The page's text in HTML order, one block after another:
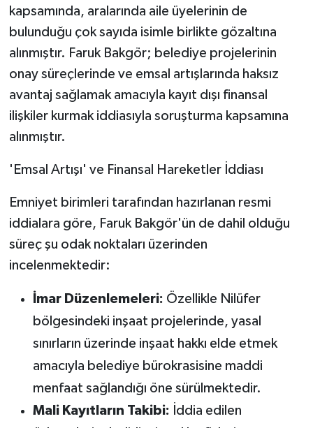
kapsamında, aralarında aile üyelerinin de
bulunduğu çok sayıda isimle birlikte gözaltına
alınmıştır. Faruk Bakgör; belediye projelerinin
onay süreçlerinde ve emsal artışlarında haksız
avantaj sağlamak amacıyla kayıt dışı finansal
ilişkiler kurmak iddiasıyla soruşturma kapsamına
alınmıştır.
'Emsal Artışı' ve Finansal Hareketler İddiası
Emniyet birimleri tarafından hazırlanan resmi
iddialara göre, Faruk Bakgör'ün de dahil olduğu
süreç şu odak noktaları üzerinden
incelenmektedir:
İmar Düzenlemeleri: Özellikle Nilüfer
bölgesindeki inşaat projelerinde, yasal
sınırların üzerinde inşaat hakkı elde etmek
amacıyla belediye bürokrasisine maddi
menfaat sağlandığı öne sürülmektedir.
Mali Kayıtların Takibi: İddia edilen